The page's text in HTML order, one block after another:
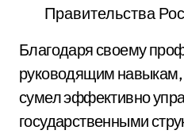
Правительства
Благодаря своему
руководящим навыкам,
сумел эффективно
государственными